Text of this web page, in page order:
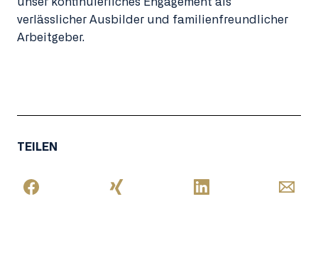
verlässlicher Ausbilder und familienfreundlicher
Arbeitgeber.
TEILEN